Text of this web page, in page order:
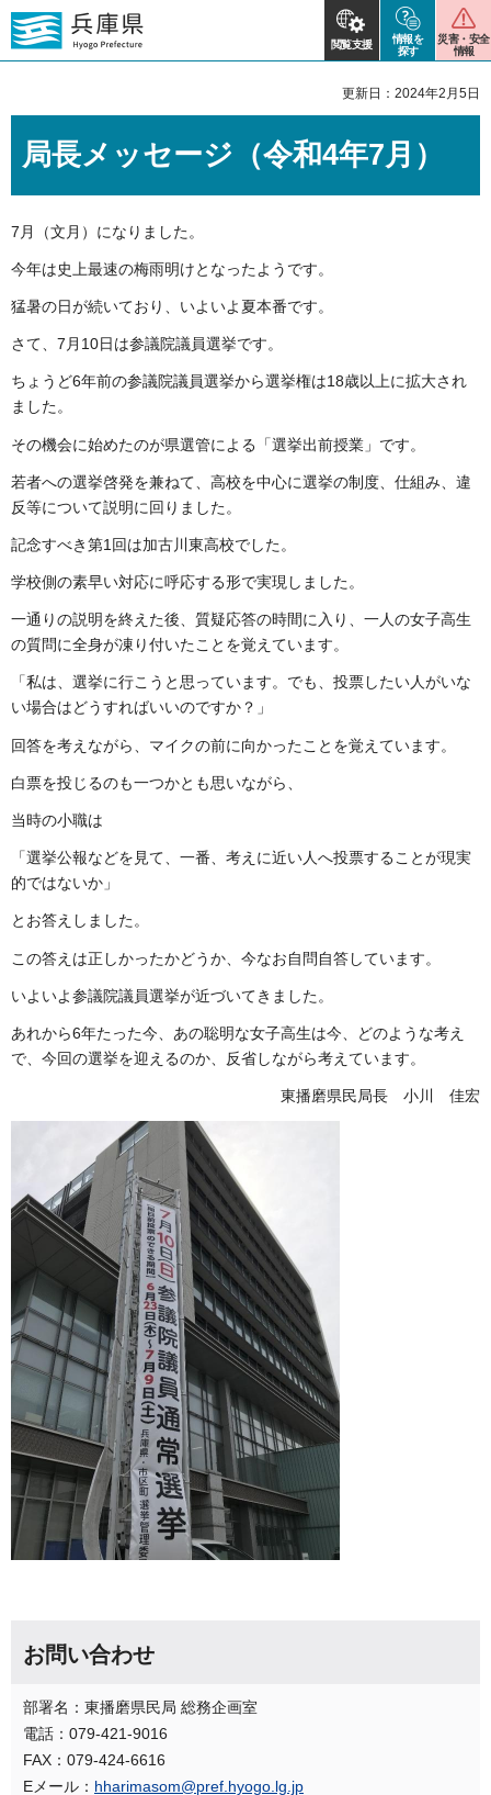
閲覧支援
情報を
探す
災害・安全
情報
更新日：2024年2月5日
局長メッセージ（令和4年7月）
7月（文月）になりました。
今年は史上最速の梅雨明けとなったようです。
猛暑の日が続いており、いよいよ夏本番です。
さて、7月10日は参議院議員選挙です。
ちょうど6年前の参議院議員選挙から選挙権は18歳以上に拡大され
ました。
その機会に始めたのが県選管による「選挙出前授業」です。
若者への選挙啓発を兼ねて、高校を中心に選挙の制度、仕組み、違
反等について説明に回りました。
記念すべき第1回は加古川東高校でした。
学校側の素早い対応に呼応する形で実現しました。
一通りの説明を終えた後、質疑応答の時間に入り、一人の女子高生
の質問に全身が凍り付いたことを覚えています。
「私は、選挙に行こうと思っています。でも、投票したい人がいな
い場合はどうすればいいのですか？」
回答を考えながら、マイクの前に向かったことを覚えています。
白票を投じるのも一つかとも思いながら、
当時の小職は
「選挙公報などを見て、一番、考えに近い人へ投票することが現実
的ではないか」
とお答えしました。
この答えは正しかったかどうか、今なお自問自答しています。
いよいよ参議院議員選挙が近づいてきました。
あれから6年たった今、あの聡明な女子高生は今、どのような考え
で、今回の選挙を迎えるのか、反省しながら考えています。
東播磨県民局長 小川 佳宏
お問い合わせ
部署名：東播磨県民局 総務企画室
電話：079-421-9016
FAX：079-424-6616
Eメール： hharimasom@pref.hyogo.lg.jp